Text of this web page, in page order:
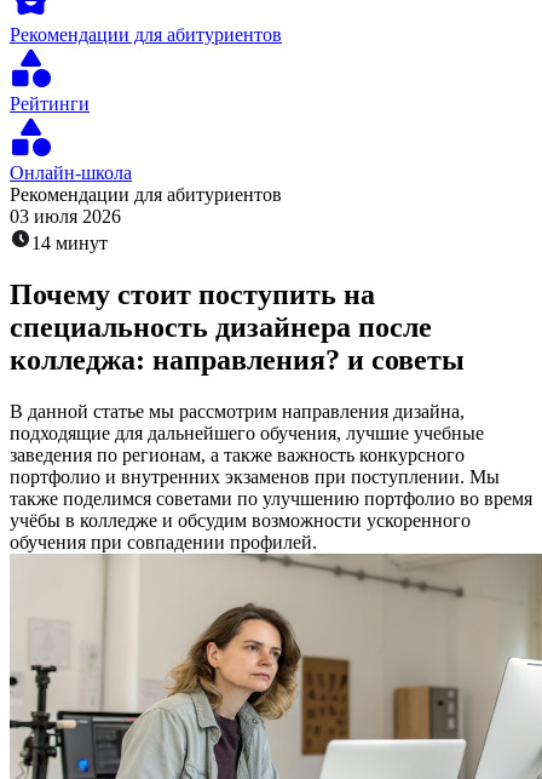
Рекомендации для абитуриентов
Рейтинги
Онлайн-школа
Рекомендации для абитуриентов
03 июля 2026
14 минут
Почему стоит поступить на
специальность дизайнера после
колледжа: направления? и советы
В данной статье мы рассмотрим направления дизайна,
подходящие для дальнейшего обучения, лучшие учебные
заведения по регионам, а также важность конкурсного
портфолио и внутренних экзаменов при поступлении. Мы
также поделимся советами по улучшению портфолио во время
учёбы в колледже и обсудим возможности ускоренного
обучения при совпадении профилей.